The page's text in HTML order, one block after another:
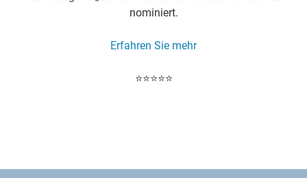
nominiert.
Erfahren Sie mehr
⭐⭐⭐⭐⭐